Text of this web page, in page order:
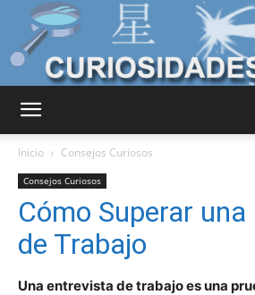
Curiosas
del
Inicio Consejos Curiosos
Consejos Curiosos
Cómo Superar
de Trabajo
Una entrevista de trabajo es una